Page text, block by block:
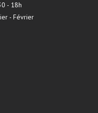
- 18h
- Février